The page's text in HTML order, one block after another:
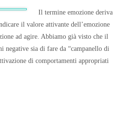
Il termine emozione deriva
il valore attivante dell’emozione
ad agire. Abbiamo già visto che il
negative sia di fare da “campanello di
di comportamenti appropriati